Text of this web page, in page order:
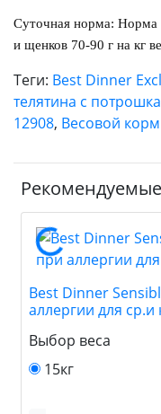
Суточная норма: Норма
и щенков 70-90 г на кг
Теги: Best Dinner
телятина с
12908, Весовой корм
Best Dinner
аллергии для
Выбор веса
15кг